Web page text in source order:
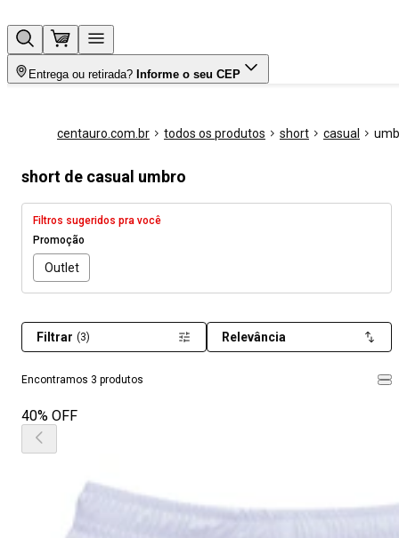
Entrega ou retirada? Informe o seu CEP
centauro.com.br todos os produtos short casual
short de casual umbro
Filtros sugeridos pra você
Promoção
Outlet
Encontramos 3 produtos
Filtrar (3) Relevância
40% OFF